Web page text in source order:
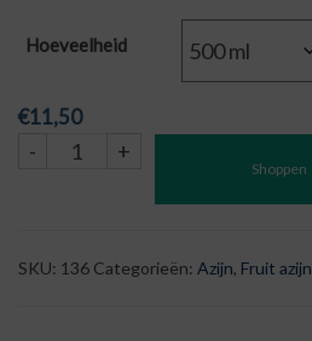
Hoeveelheid
€11,50
-
Gember
+
Shoppen
SKU: 136 Categorieën: Azijn, Fruit azijn